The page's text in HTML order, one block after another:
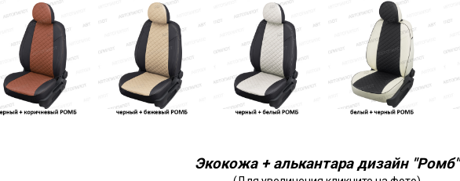
Экокожа + алькантара дизайн "Ромб"